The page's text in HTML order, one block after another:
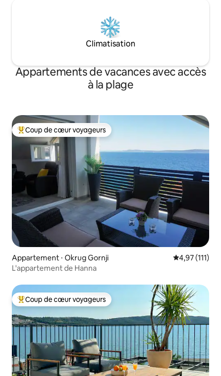
Climatisation
Appartements de vacances avec accès
à la plage
Coups de cœur voyageurs les plus appréciés
Coup de cœur voyageurs
Appartement ⋅ Okrug Gornji Évaluation
4,97 (111)
L'appartement de Hanna
Coups de cœur voyageurs les plus appréciés
Coup de cœur voyageurs